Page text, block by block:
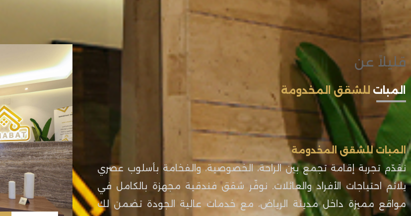
قليلاً عن
المبات للشقق المخدومة
المبات للشقق المخدومة
نقدّم تجربة إقامة تجمع بين الراحة، الخصوصية، والفخامة بأسلوب عصري
يلائم احتياجات الأفراد والعائلات. نوفّر شقق فندقية مجهزة بالكامل في
مواقع مميزة داخل مدينة الرياض، مع خدمات عالية الجودة تضمن لك